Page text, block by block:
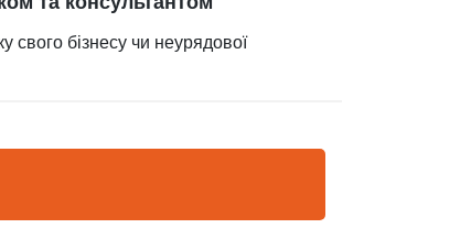
свого бізнесу чи неурядової